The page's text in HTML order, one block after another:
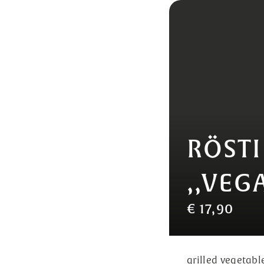
€ 17,90
grilled